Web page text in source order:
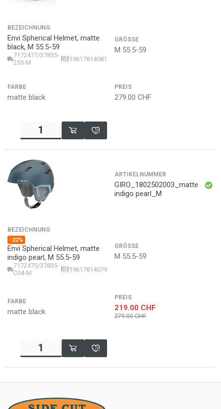
BEZEICHNUNG
Envi Spherical Helmet, matte
black, M 55.5-59
7172477/37835-
255-M
196178140812
GRÖSSE
M 55.5-59
FARBE
matte black
PREIS
279.00 CHF
ARTIKELNUMMER
GIRO_1802502003_matte
indigo pearl_M
BEZEICHNUNG
-22%
Envi Spherical Helmet, matte
indigo pearl, M 55.5-59
7172475/37835-
C04-M
196178140799
GRÖSSE
M 55.5-59
FARBE
matte black
PREIS
219.00 CHF
279.00 CHF